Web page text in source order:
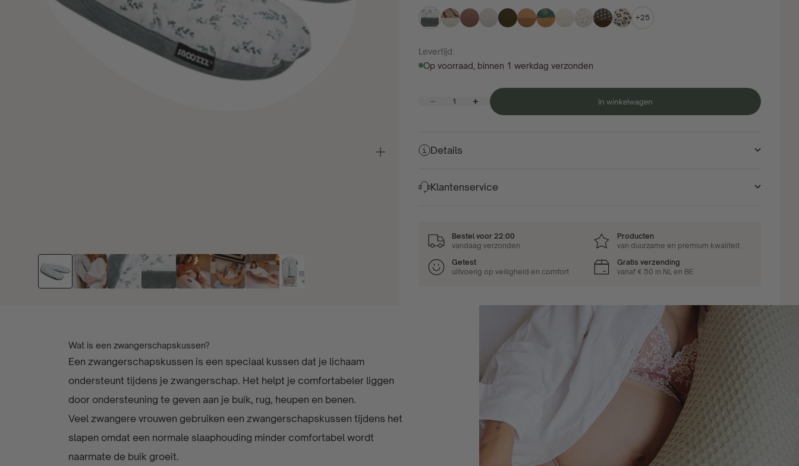
In-/uitzoomen
+25
Levertijd:
Op voorraad, binnen 1 werkdag verzonden
Aantal verlagenAantal verhogen In winkelwagen
Details
Klantenservice
Bestel voor 22:00
vandaag verzonden
Producten
van duurzame en premium kwaliteit
Getest
uitvoerig op veiligheid en comfort
Gratis verzending
vanaf € 50 in NL en BE
Wat is een zwangerschapskussen?
Een zwangerschapskussen is een speciaal kussen dat je lichaam
ondersteunt tijdens je zwangerschap. Het helpt je comfortabeler liggen
door ondersteuning te geven aan je buik, rug, heupen en benen.
Veel zwangere vrouwen gebruiken een zwangerschapskussen tijdens het
slapen omdat een normale slaaphouding minder comfortabel wordt
naarmate de buik groeit.